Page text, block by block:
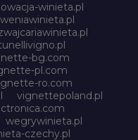
winieta.pl
bg.com
pl.com
ro.com
vignettepoland.pl
wegrywinieta.pl
czechy.pl